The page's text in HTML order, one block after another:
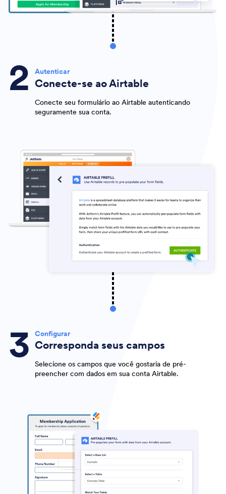
Autenticar
Conecte-se ao Airtable
Conecte seu formulário ao Airtable autenticando
seguramente sua conta.
Configurar
Corresponda seus campos
Selecione os campos que você gostaria de pré-
preencher com dados em sua conta Airtable.